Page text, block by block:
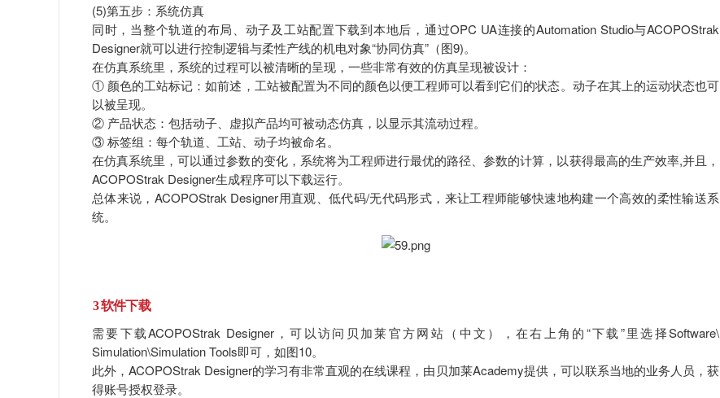
(5)第五步：系统仿真
同时，当整个轨道的布局、动子及工站配置下载到本地后，通过OPC UA连接的Automation Studio与ACOPOStrak
Designer就可以进行控制逻辑与柔性产线的机电对象“协同仿真”（图9)。
在仿真系统里，系统的过程可以被清晰的呈现，一些非常有效的仿真呈现被设计：
① 颜色的工站标记：如前述，工站被配置为不同的颜色以便工程师可以看到它们的状态。动子在其上的运动状态也可
以被呈现。
② 产品状态：包括动子、虚拟产品均可被动态仿真，以显示其流动过程。
③ 标签组：每个轨道、工站、动子均被命名。
在仿真系统里，可以通过参数的变化，系统将为工程师进行最优的路径、参数的计算，以获得最高的生产效率,并且，
ACOPOStrak Designer生成程序可以下载运行。
总体来说，ACOPOStrak Designer用直观、低代码/无代码形式，来让工程师能够快速地构建一个高效的柔性输送系
统。
3软件下载
需要下载ACOPOStrak Designer，可以访问贝加莱官方网站（中文），在右上角的“下载”里选择Software\
Simulation\Simulation Tools即可，如图10。
此外，ACOPOStrak Designer的学习有非常直观的在线课程，由贝加莱Academy提供，可以联系当地的业务人员，获
得账号授权登录。